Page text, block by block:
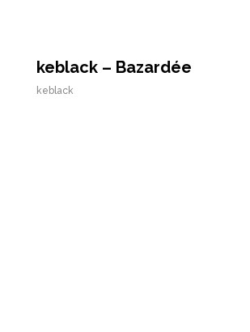
keblack – Bazardée
keblack